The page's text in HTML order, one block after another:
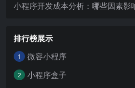
小程序开发成本分析：哪些因素影
排行榜展示
1 微容小程序
2 小程序盒子